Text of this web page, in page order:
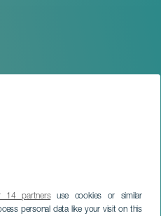
14 partnersuse cookies or similar
personal data like your visit on this